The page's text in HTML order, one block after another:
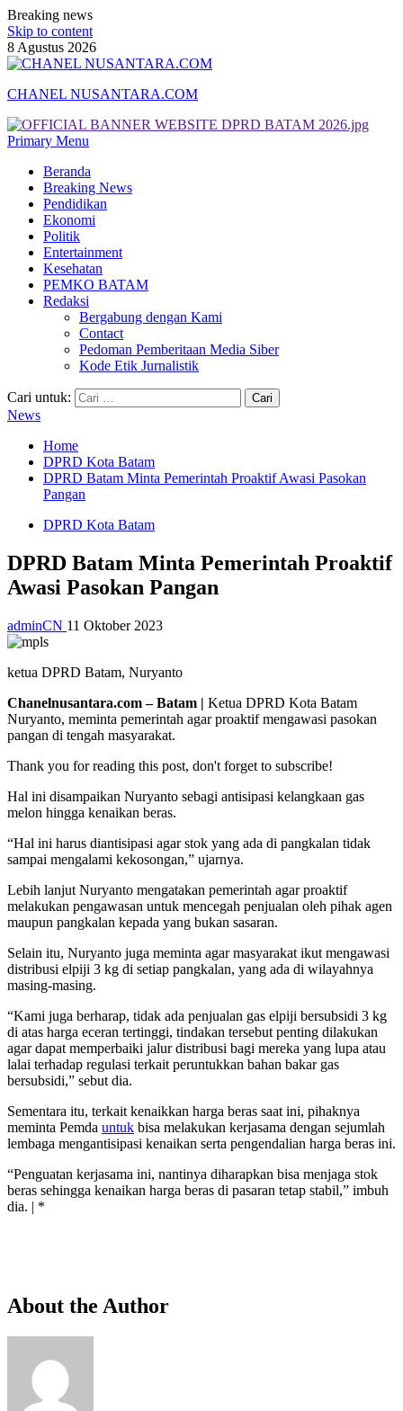
Breaking news
Skip to content
8 Agustus 2026
CHANEL NUSANTARA.COM
Primary Menu
Beranda
Breaking News
Pendidikan
Ekonomi
Politik
Entertainment
Kesehatan
PEMKO BATAM
Redaksi
Bergabung dengan Kami
Contact
Pedoman Pemberitaan Media Siber
Kode Etik Jurnalistik
Cari untuk:
News
Home
DPRD Kota Batam
DPRD Batam Minta Pemerintah Proaktif Awasi Pasokan
Pangan
DPRD Kota Batam
DPRD Batam Minta Pemerintah Proaktif
Awasi Pasokan Pangan
adminCN 11 Oktober 2023
ketua DPRD Batam, Nuryanto
Chanelnusantara.com – Batam | Ketua DPRD Kota Batam
Nuryanto, meminta pemerintah agar proaktif mengawasi pasokan
pangan di tengah masyarakat.
Thank you for reading this post, don't forget to subscribe!
Hal ini disampaikan Nuryanto sebagi antisipasi kelangkaan gas
melon hingga kenaikan beras.
“Hal ini harus diantisipasi agar stok yang ada di pangkalan tidak
sampai mengalami kekosongan,” ujarnya.
Lebih lanjut Nuryanto mengatakan pemerintah agar proaktif
melakukan pengawasan untuk mencegah penjualan oleh pihak agen
maupun pangkalan kepada yang bukan sasaran.
Selain itu, Nuryanto juga meminta agar masyarakat ikut mengawasi
distribusi elpiji 3 kg di setiap pangkalan, yang ada di wilayahnya
masing-masing.
“Kami juga berharap, tidak ada penjualan gas elpiji bersubsidi 3 kg
di atas harga eceran tertinggi, tindakan tersebut penting dilakukan
agar dapat memperbaiki jalur distribusi bagi mereka yang lupa atau
lalai terhadap regulasi terkait peruntukkan bahan bakar gas
bersubsidi,” sebut dia.
Sementara itu, terkait kenaikkan harga beras saat ini, pihaknya
meminta Pemda untuk bisa melakukan kerjasama dengan sejumlah
lembaga mengantisipasi kenaikan serta pengendalian harga beras ini.
“Penguatan kerjasama ini, nantinya diharapkan bisa menjaga stok
beras sehingga kenaikan harga beras di pasaran tetap stabil,” imbuh
dia. | *
About the Author